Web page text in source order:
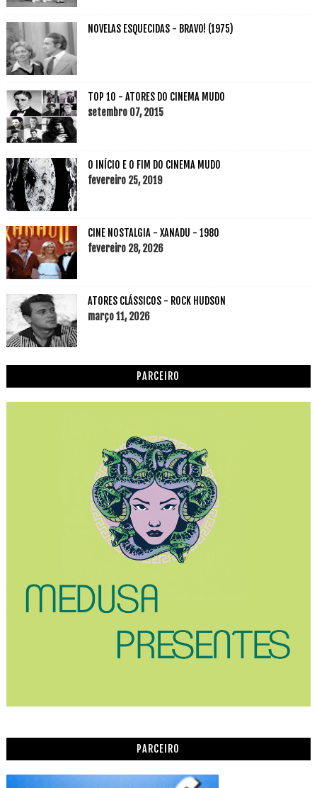
NOVELAS ESQUECIDAS - BRAVO! (1975)
TOP 10 - ATORES DO CINEMA MUDO
setembro 07, 2015
O INÍCIO E O FIM DO CINEMA MUDO
fevereiro 25, 2019
CINE NOSTALGIA - XANADU - 1980
fevereiro 28, 2026
ATORES CLÁSSICOS - ROCK HUDSON
março 11, 2026
PARCEIRO
PARCEIRO